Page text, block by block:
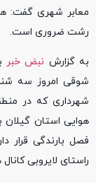
معابر شهری گفت:
رشت ضروری است.
به گزارش نبض خبر
شهرداری که در
هوایی استان گیلان
فصل بارندگی قرار
راستای لایروبی